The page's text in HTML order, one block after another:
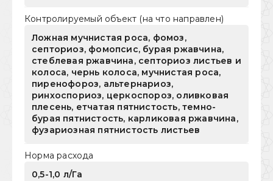
Контролируемый объект (на что направлен)
Ложная мучнистая роса, фомоз,
септориоз, фомопсис, бурая ржавчина,
стеблевая ржавчина, септориоз листьев и
колоса, чернь колоса, мучнистая роса,
пиренофороз, альтернариоз,
ринхоспориоз, церкоспороз, оливковая
плесень, етчатая пятнистость, темно-
бурая пятнистость, карликовая ржавчина,
фузариозная пятнистость листьев
Норма расхода
0,5-1,0 л/Га